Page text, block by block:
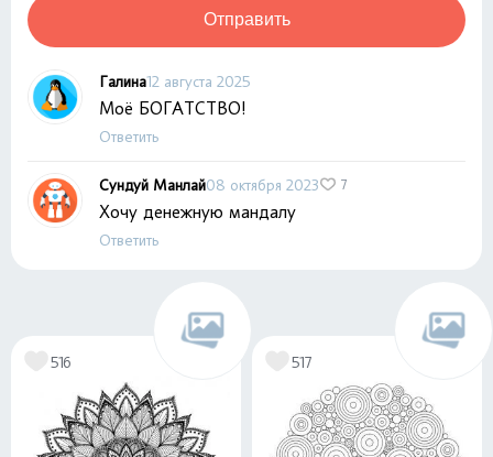
Отправить
Галина12 августа 2025
Моё БОГАТСТВО!
Ответить
Сундуй Манлай08 октября 2023 7
Хочу денежную мандалу
Ответить
516 517